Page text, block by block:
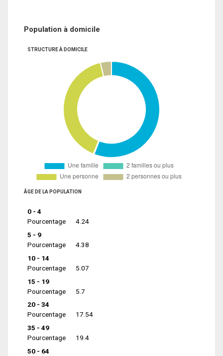
Population à domicile
STRUCTURE À DOMICILE
ÂGE DE LA POPULATION
0 - 4
Pourcentage
4.24
5 - 9
Pourcentage
4.38
10 - 14
Pourcentage
5.07
15 - 19
Pourcentage
5.7
20 - 34
Pourcentage
17.54
35 - 49
Pourcentage
19.4
50 - 64